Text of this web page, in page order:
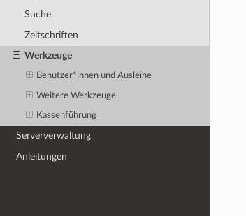
Suche
Zeitschriften
Werkzeuge
Benutzer*innen und Ausleihe
Weitere Werkzeuge
Kassenführung
Serververwaltung
Anleitungen